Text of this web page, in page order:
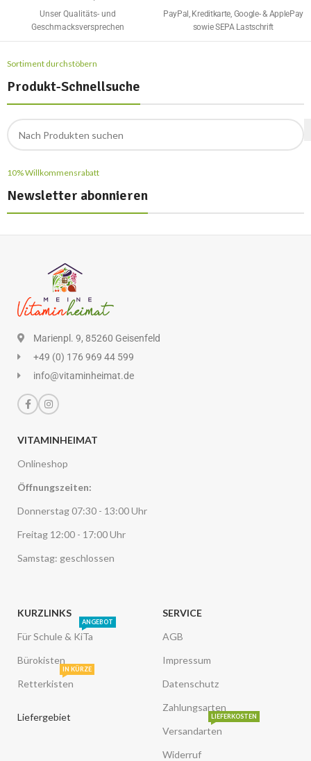
Unser Qualitäts- und
Geschmacksversprechen
PayPal, Kreditkarte, Google- & ApplePay
sowie SEPA Lastschrift
Sortiment durchstöbern
Produkt-Schnellsuche
10% Willkommensrabatt
Newsletter abonnieren
Marienpl. 9, 85260 Geisenfeld
+49 (0) 176 969 44 599
info@vitaminheimat.de
VITAMINHEIMAT
Onlineshop
Öffnungszeiten:
Donnerstag 07:30 - 13:00 Uhr
Freitag 12:00 - 17:00 Uhr
Samstag: geschlossen
KURZLINKS
Für Schule & KiTa
ANGEBOT
Bürokisten
Retterkisten
IN KÜRZE
Liefergebiet
SERVICE
AGB
Impressum
Datenschutz
Zahlungsarten
Versandarten
LIEFERKOSTEN
Widerruf